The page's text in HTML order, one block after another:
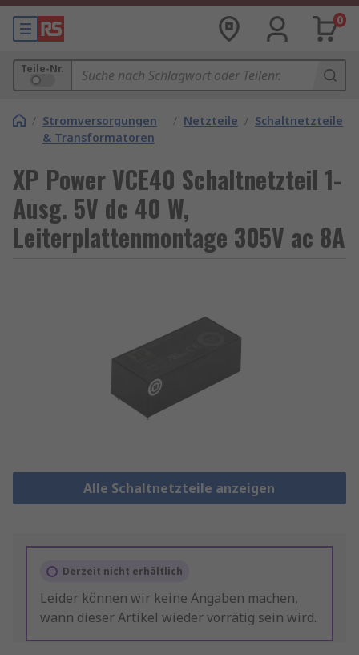
0
Teile-Nr.
/ Stromversorgungen
& Transformatoren
/ Netzteile / Schaltnetzteile
XP Power VCE40 Schaltnetzteil 1-
Ausg. 5V dc 40 W,
Leiterplattenmontage 305V ac 8A
Alle Schaltnetzteile anzeigen
Derzeit nicht erhältlich
Leider können wir keine Angaben machen,
wann dieser Artikel wieder vorrätig sein wird.